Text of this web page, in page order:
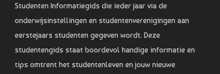
Studenten Informatiegids die ieder jaar via de
onderwijsinstellingen en studentenverenigingen aan
eerstejaars studenten gegeven wordt. Deze
studentengids staat boordevol handige informatie en
tips omtrent het studentenleven en jouw nieuwe